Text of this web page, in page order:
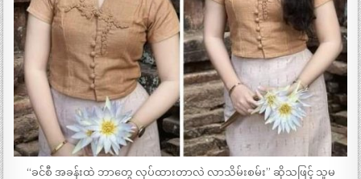
“ခင်စီ အခန်းထဲ ဘာတွေ လုပ်ထားတာလဲ လာသိမ်းစမ်း” ဆိုသဖြင့် သူမ